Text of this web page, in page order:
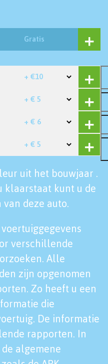
Gratis
+ €10
+ € 5
+ € 6
+ € 5
uit het bouwjaar .
klaarstaat kunt u de
deze auto.
verschillende
Alle
zijn opgenomen
Zo heeft u een
die
De informatie
rapporten. In
algemene